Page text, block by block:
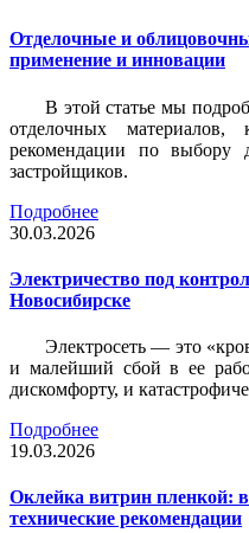
Отделочные и
применение и инновации
В этой статье мы
отделочных
рекомендации по выбору
застройщиков.
Подробнее
30.03.2026
Электричество под
Новосибирске
Электросеть — это
и малейший сбой в ее
дискомфорту, и
Подробнее
19.03.2026
Оклейка витрин пленкой:
технические рекомендации